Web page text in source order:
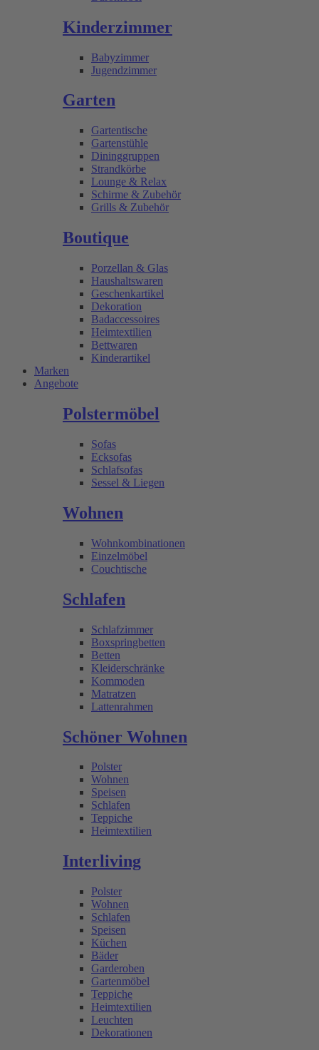
Kinderzimmer
Babyzimmer
Jugendzimmer
Garten
Gartentische
Gartenstühle
Dininggruppen
Strandkörbe
Lounge & Relax
Schirme & Zubehör
Grills & Zubehör
Boutique
Porzellan & Glas
Haushaltswaren
Geschenkartikel
Dekoration
Badaccessoires
Heimtextilien
Bettwaren
Kinderartikel
Marken
Angebote
Polstermöbel
Sofas
Ecksofas
Schlafsofas
Sessel & Liegen
Wohnen
Wohnkombinationen
Einzelmöbel
Couchtische
Schlafen
Schlafzimmer
Boxspringbetten
Betten
Kleiderschränke
Kommoden
Matratzen
Lattenrahmen
Schöner Wohnen
Polster
Wohnen
Speisen
Schlafen
Teppiche
Heimtextilien
Interliving
Polster
Wohnen
Schlafen
Speisen
Küchen
Bäder
Garderoben
Gartenmöbel
Teppiche
Heimtextilien
Leuchten
Dekorationen